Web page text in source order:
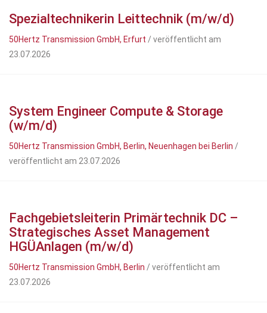
Spezialtechnikerin Leittechnik (m/w/d)
50Hertz Transmission GmbH, Erfurt / veröffentlicht am
23.07.2026
System Engineer Compute & Storage
(w/m/d)
50Hertz Transmission GmbH, Berlin, Neuenhagen bei Berlin /
veröffentlicht am 23.07.2026
Fachgebietsleiterin Primärtechnik DC –
Strategisches Asset Management
HGÜAnlagen (m/w/d)
50Hertz Transmission GmbH, Berlin / veröffentlicht am
23.07.2026